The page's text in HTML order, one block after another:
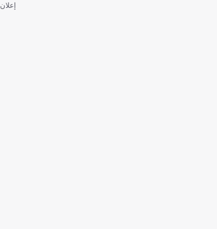
إعلان